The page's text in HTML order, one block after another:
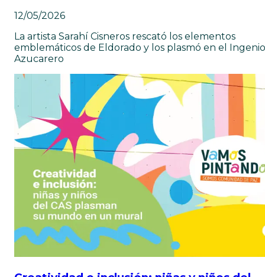
12/05/2026
La artista Sarahí Cisneros rescató los elementos
emblemáticos de Eldorado y los plasmó en el Ingenio
Azucarero